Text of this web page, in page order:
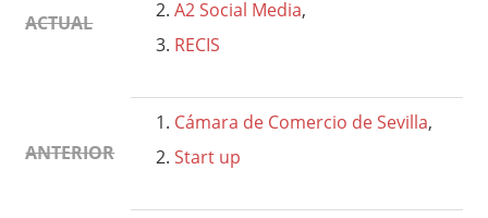
ACTUAL
A2 Social Media,
RECIS
ANTERIOR
Cámara de Comercio de Sevilla,
Start up